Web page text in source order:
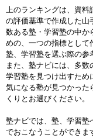
上のランキングは、資料
の評価基準で作成した山
数ある塾・学習塾の中か
めの、一つの指標として
塾、学習塾を選ぶ際の参
また、塾ナビには、多数
学習塾を見つけ出すため
気になる塾が見つかった
くりとお選びください。
塾ナビでは、塾、学習塾
でおこなうことができま